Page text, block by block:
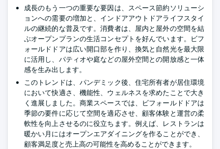
成長のもう一つの重要な要因は、スペース節約ソリューシ
ョンへの需要の増加と、インドアアウトドアライフスタイ
ルの継続的な普及です。消費者は、屋内と屋外の空間を結
ぶオープンプランの生活コンセプトを好んでいます。ビフ
ォールドドアは広い開口部を作り、換気と自然光を最大限
に活用し、パティオや庭などの屋外空間との開放感と一体
感を生み出します。
このトレンドは、パンデミック後、住宅所有者が居住環境
において快適さ、機能性、ウェルネスを求めたことで大き
く進展しました。商業スペースでは、ビフォールドドアは
季節の要件に応じて空間を適応させ、顧客体験と運営の柔
軟性を向上させるのに役立ちます。例えば、レストランは
暖かい月にはオープンエアダイニングを作ることができ、
顧客満足度と売上高の可能性を高めることができます。